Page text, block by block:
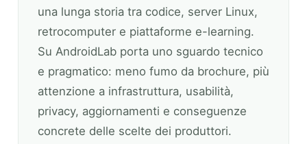
una lunga storia tra codice, server Linux,
retrocomputer e piattaforme e-learning.
Su AndroidLab porta uno sguardo tecnico
e pragmatico: meno fumo da brochure, più
attenzione a infrastruttura, usabilità,
privacy, aggiornamenti e conseguenze
concrete delle scelte dei produttori.